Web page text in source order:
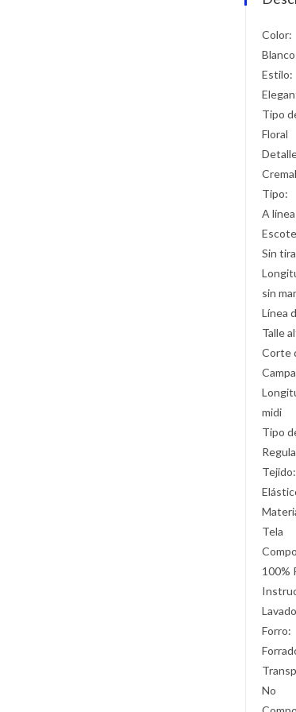
Color:
Blanco
Estilo:
Tipo
Floral
Tipo:
A línea
Sin
sin
Línea
Talle
Corte
midi
Tipo
Tejido:
Tela
100%
Forro:
No